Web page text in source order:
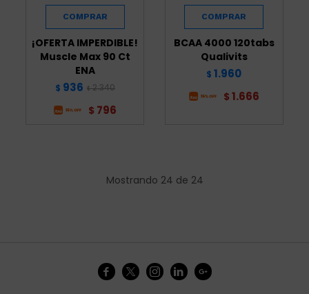
¡OFERTA IMPERDIBLE!
Muscle Max 90 Ct
ENA
$ 936 $ 2.340
$ 796
BCAA 4000 120tabs
Qualivits
$ 1.960
$ 1.666
Mostrando 24 de 24
    